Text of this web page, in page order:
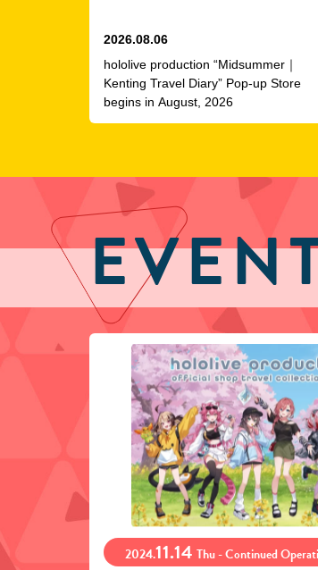
2026.08.06
hololive production “Midsummer｜
Kenting Travel Diary” Pop-up Store
begins in August, 2026
2024.11.14 Thu - Continued